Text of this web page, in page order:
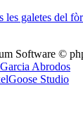
les galetes del
Software ©
Abrodos
Studio